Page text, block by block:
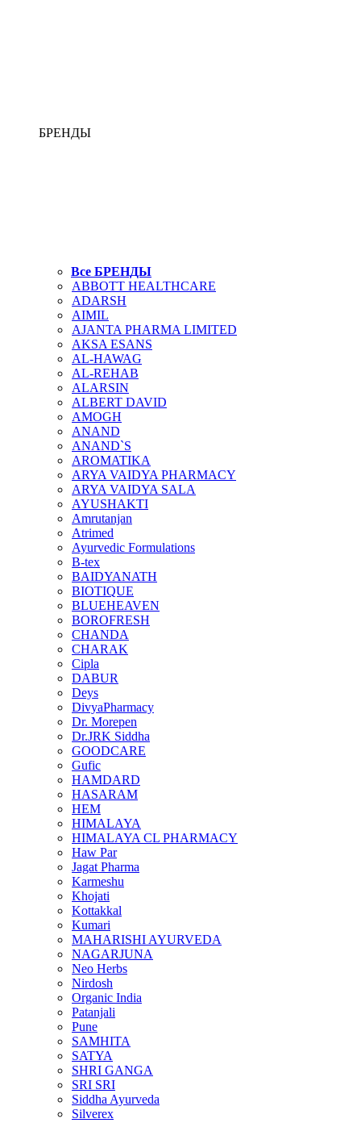
БРЕНДЫ
Все БРЕНДЫ
ABBOTT HEALTHCARE
ADARSH
AIMIL
AJANTA PHARMA LIMITED
AKSA ESANS
AL-HAWAG
AL-REHAB
ALARSIN
ALBERT DAVID
AMOGH
ANAND
ANAND`S
AROMATIKA
ARYA VAIDYA PHARMACY
ARYA VAIDYA SALA
AYUSHAKTI
Amrutanjan
Atrimed
Ayurvedic Formulations
B-tex
BAIDYANATH
BIOTIQUE
BLUEHEAVEN
BOROFRESH
CHANDA
CHARAK
Cipla
DABUR
Deys
DivyaPharmacy
Dr. Morepen
Dr.JRK Siddha
GOODCARE
Gufic
HAMDARD
HASARAM
HEM
HIMALAYA
HIMALAYA CL PHARMACY
Haw Par
Jagat Pharma
Karmeshu
Khojati
Kottakkal
Kumari
MAHARISHI AYURVEDA
NAGARJUNA
Neo Herbs
Nirdosh
Organic India
Patanjali
Pune
SAMHITA
SATYA
SHRI GANGA
SRI SRI
Siddha Ayurveda
Silverex